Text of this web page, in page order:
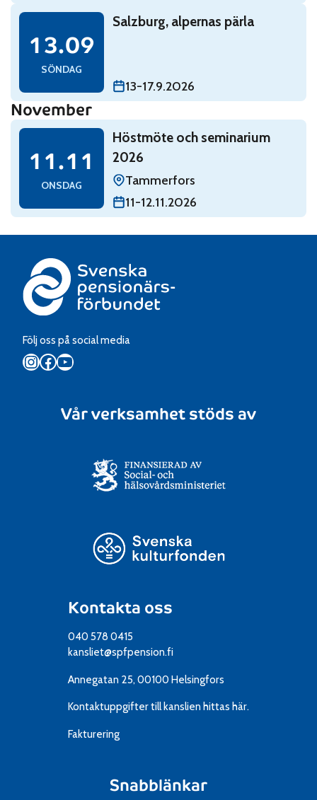
söndag 13 september
13.09
SÖNDAG
Salzburg, alpernas pärla
13-17.9.2026
Read: Salzburg, alpernas pärla
November
onsdag 11 november
11.11
ONSDAG
Höstmöte och seminarium
2026
11-12.11.2026
Tammerfors
Read: Höstmöte och seminarium 2026
Följ oss på social media
Instagram
Facebook
YouTube
Kontakta oss
040 578 0415
kansliet@spfpension.fi
Annegatan 25, 00100 Helsingfors
Kontaktuppgifter till kanslien hittas här.
Fakturering
Snabblänkar
Vår verksamhet stöds av